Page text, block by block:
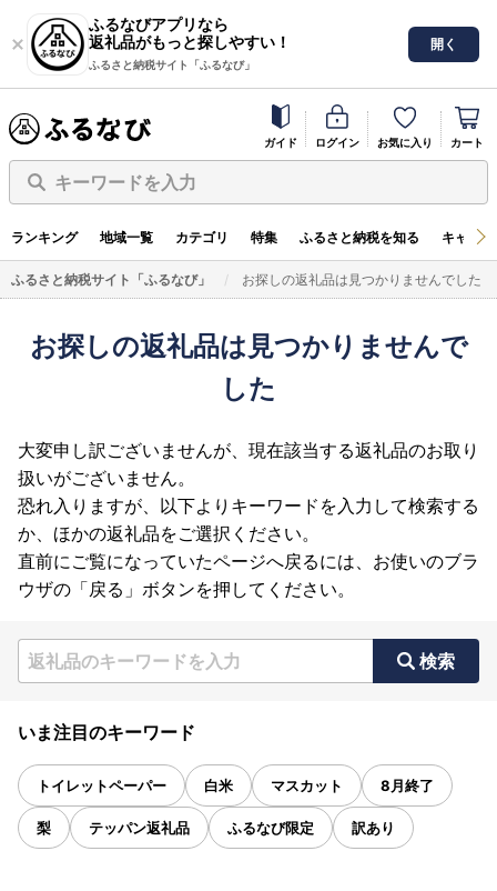
ふるなびアプリなら
返礼品がもっと探しやすい！
ふるさと納税サイト「ふるなび」
開く
ガイド ログイン お気に入り カート
キーワードを入力
ランキング 地域一覧 カテゴリ 特集 ふるさと納税を知る キャン
ふるさと納税サイト「ふるなび」 お探しの返礼品は見つかりませんでした
お探しの返礼品は見つかりませんで
した
大変申し訳ございませんが、現在該当する返礼品のお取り
扱いがございません。
恐れ入りますが、以下よりキーワードを入力して検索する
か、ほかの返礼品をご選択ください。
直前にご覧になっていたページへ戻るには、お使いのブラ
ウザの「戻る」ボタンを押してください。
検索
いま注目のキーワード
トイレットペーパー 白米 マスカット 8月終了
梨 テッパン返礼品 ふるなび限定 訳あり